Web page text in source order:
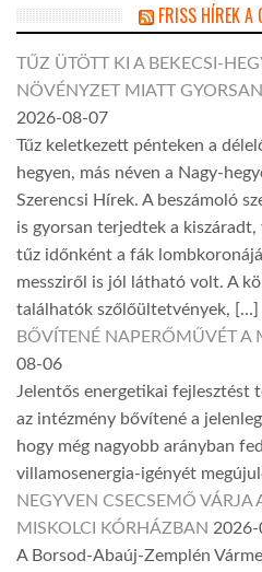
FRISS HÍREK A
TŰZ ÜTÖTT KI A BEKECSI-
NÖVÉNYZET MIATT
2026-08-07
Tűz keletkezett pénteken a
hegyen, más néven a Nagy-
Szerencsi Hírek. A beszámoló
is gyorsan terjedtek a
tűz időnként a fák
messziről is jól látható volt. A
találhatók szőlőültetvények, […]
BŐVÍTENÉ NAPERŐMŰVÉT A
08-06
Jelentős energetikai fejlesztést
az intézmény bővítené a
hogy még nagyobb arányban
villamosenergia-igényét
NEGYVEN CSECSEMŐ VÁRJA
MISKOLCI KÓRHÁZBAN
A Borsod-Abaúj-Zemplén